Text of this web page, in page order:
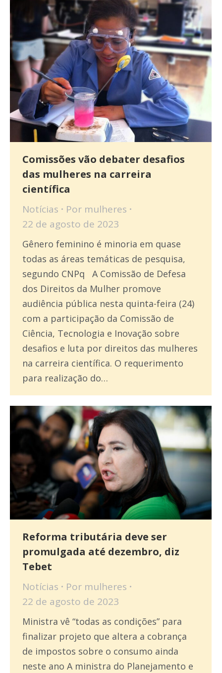
Comissões vão debater desafios
das mulheres na carreira
científica
Notícias Por mulheres
22 de agosto de 2023
Gênero feminino é minoria em quase
todas as áreas temáticas de pesquisa,
segundo CNPq A Comissão de Defesa
dos Direitos da Mulher promove
audiência pública nesta quinta-feira (24)
com a participação da Comissão de
Ciência, Tecnologia e Inovação sobre
desafios e luta por direitos das mulheres
na carreira científica. O requerimento
para realização do…
Reforma tributária deve ser
promulgada até dezembro, diz
Tebet
Notícias Por mulheres
22 de agosto de 2023
Ministra vê “todas as condições” para
finalizar projeto que altera a cobrança
de impostos sobre o consumo ainda
neste ano A ministra do Planejamento e